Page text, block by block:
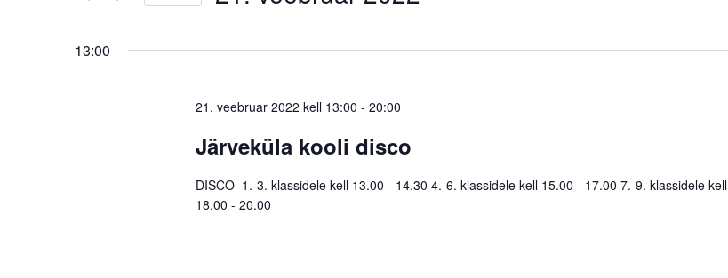
13:00
21. veebruar 2022 kell 13:00 - 20:00
Järveküla kooli disco
DISCO 1.-3. klassidele kell 13.00 - 14.30 4.-6. klassidele kell 15.00 - 17.00 7.-9. klassidele kell
18.00 - 20.00